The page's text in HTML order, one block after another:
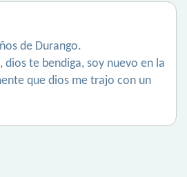
de Durango.
dios te bendiga, soy nuevo en la
que dios me trajo con un